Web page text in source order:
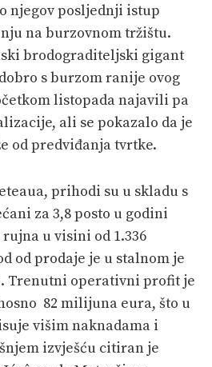
njegov posljednji istup
na burzovnom tržištu.
brodograditeljski gigant
s burzom ranije ovog
listopada najavili pa
ali se pokazalo da je
od predviđanja tvrtke.
prihodi su u skladu s
za 3,8 posto u godini
u visini od 1.336
od prodaje je u stalnom je
Trenutni operativni profit je
82 milijuna eura, što u
višim naknadama i
izvješću citiran je